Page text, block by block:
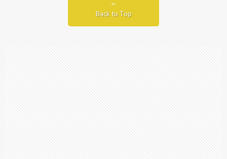
Back to Top